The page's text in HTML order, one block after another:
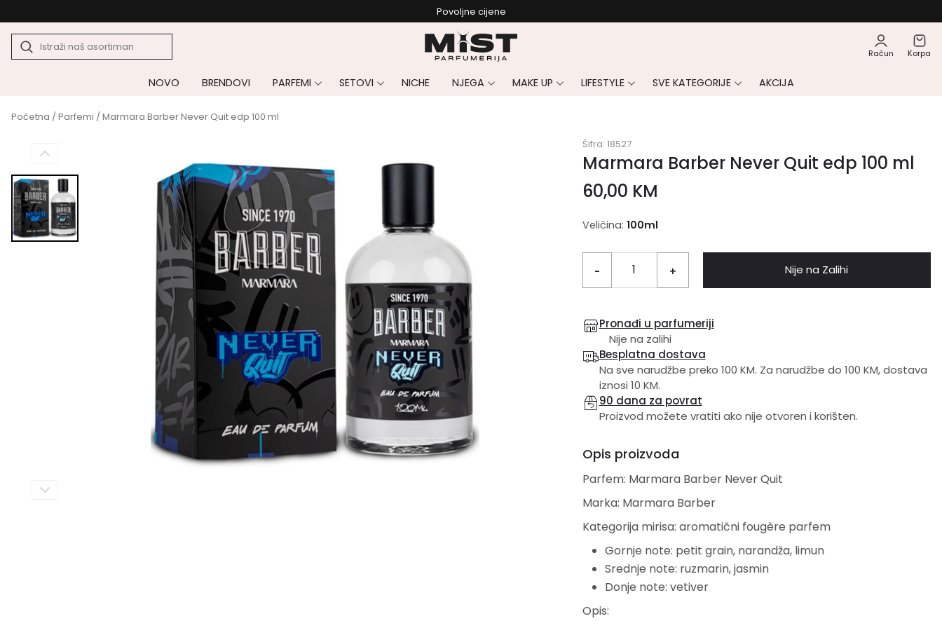
Povoljne cijene
Račun Korpa
NOVO BRENDOVI PARFEMI SETOVI NICHE NJEGA MAKE UP LIFESTYLE SVE KATEGORIJE AKCIJA
Početna /Parfemi / Marmara Barber Never Quit edp 100 ml
Šifra: 18527
Marmara Barber Never Quit edp 100 ml
60,00 KM
Veličina: 100ml
- + Nije na Zalihi
Pronađi u parfumeriji
Nije na zalihi
Besplatna dostava
Na sve narudžbe preko 100 KM. Za narudžbe do 100 KM, dostava
iznosi 10 KM.
90 dana za povrat
Proizvod možete vratiti ako nije otvoren i korišten.
Opis proizvoda
Parfem: Marmara Barber Never Quit
Marka: Marmara Barber
Kategorija mirisa: aromatični fougère parfem
Gornje note: petit grain, narandža, limun
Srednje note: ruzmarin, jasmin
Donje note: vetiver
Opis: